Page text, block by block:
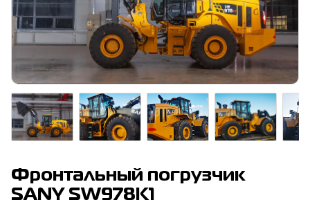
Фронтальный погрузчик
SANY SW978K1